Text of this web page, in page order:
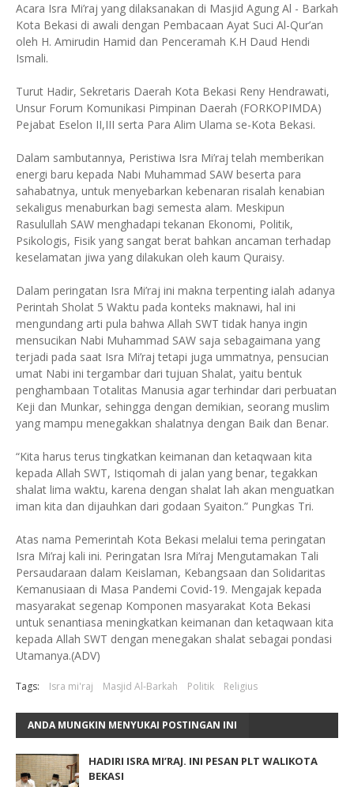
Acara Isra Mi’raj yang dilaksanakan di Masjid Agung Al - Barkah
Kota Bekasi di awali dengan Pembacaan Ayat Suci Al-Qur’an
oleh H. Amirudin Hamid dan Penceramah K.H Daud Hendi
Ismali.
Turut Hadir, Sekretaris Daerah Kota Bekasi Reny Hendrawati,
Unsur Forum Komunikasi Pimpinan Daerah (FORKOPIMDA)
Pejabat Eselon II,III serta Para Alim Ulama se-Kota Bekasi.
Dalam sambutannya, Peristiwa Isra Mi’raj telah memberikan
energi baru kepada Nabi Muhammad SAW beserta para
sahabatnya, untuk menyebarkan kebenaran risalah kenabian
sekaligus menaburkan bagi semesta alam. Meskipun
Rasulullah SAW menghadapi tekanan Ekonomi, Politik,
Psikologis, Fisik yang sangat berat bahkan ancaman terhadap
keselamatan jiwa yang dilakukan oleh kaum Quraisy.
Dalam peringatan Isra Mi’raj ini makna terpenting ialah adanya
Perintah Sholat 5 Waktu pada konteks maknawi, hal ini
mengundang arti pula bahwa Allah SWT tidak hanya ingin
mensucikan Nabi Muhammad SAW saja sebagaimana yang
terjadi pada saat Isra Mi’raj tetapi juga ummatnya, pensucian
umat Nabi ini tergambar dari tujuan Shalat, yaitu bentuk
penghambaan Totalitas Manusia agar terhindar dari perbuatan
Keji dan Munkar, sehingga dengan demikian, seorang muslim
yang mampu menegakkan shalatnya dengan Baik dan Benar.
“Kita harus terus tingkatkan keimanan dan ketaqwaan kita
kepada Allah SWT, Istiqomah di jalan yang benar, tegakkan
shalat lima waktu, karena dengan shalat lah akan menguatkan
iman kita dan dijauhkan dari godaan Syaiton.” Pungkas Tri.
Atas nama Pemerintah Kota Bekasi melalui tema peringatan
Isra Mi’raj kali ini. Peringatan Isra Mi’raj Mengutamakan Tali
Persaudaraan dalam Keislaman, Kebangsaan dan Solidaritas
Kemanusiaan di Masa Pandemi Covid-19. Mengajak kepada
masyarakat segenap Komponen masyarakat Kota Bekasi
untuk senantiasa meningkatkan keimanan dan ketaqwaan kita
kepada Allah SWT dengan menegakan shalat sebagai pondasi
Utamanya.(ADV)
Tags: Isra mi'raj Masjid Al-Barkah Politik Religius
ANDA MUNGKIN MENYUKAI POSTINGAN INI
HADIRI ISRA MI’RAJ. INI PESAN PLT WALIKOTA
BEKASI